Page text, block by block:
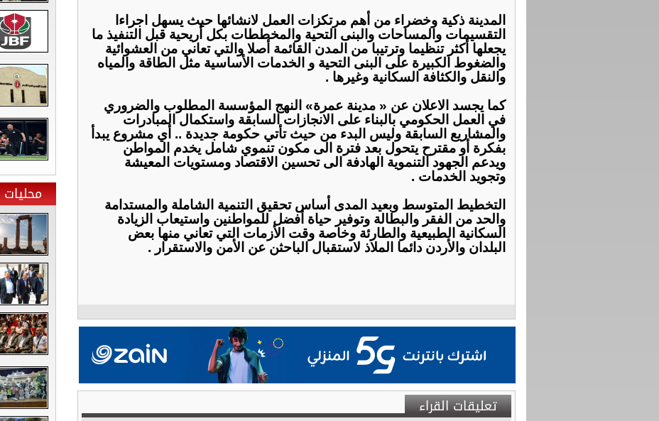
المدينة ذكية وخضراء من أهم مرتكزات العمل لانشائها حيث يسهل اجراءا
التقسيمات والمساحات والبنى التحية والمخططات بكل أريحية قبل التنفيذ ما
يجعلها أكثر تنظيما وترتيبا من المدن القائمة أصلا والتي تعاني من العشوائية
والضغوط الكبيرة على البنى التحية و الخدمات الأساسية مثل الطاقة والمياه
والنقل والكثافة السكانية وغيرها .
كما يجسد الاعلان عن « مدينة عمرة» النهج المؤسسة المطلوب والضروري
في العمل الحكومي بالبناء على الانجازات السابقة واستكمال المبادرات
والمشاريع السابقة وليس البدء من حيث تأتي حكومة جديدة .. أي مشروع يبدأ
بفكرة أو مقترح يتحول بعد فترة الى مكون تنموي شامل يخدم المواطن
ويدعم الجهود التنموية الهادفة الى تحسين الاقتصاد ومستويات المعيشة
وتجويد الخدمات .
التخطيط المتوسط وبعيد المدى أساس تحقيق التنمية الشاملة والمستدامة
والحد من الفقر والبطالة وتوفير حياة أفضل للمواطنين واستيعاب الزيادة
السكانية الطبيعية والطارئة وخاصة وقت الأزمات التي تعاني منها بعض
البلدان والأردن دائما الملاذ لاستقبال الباحثن عن الأمن والاستقرار .
تعليقات القراء
محليات